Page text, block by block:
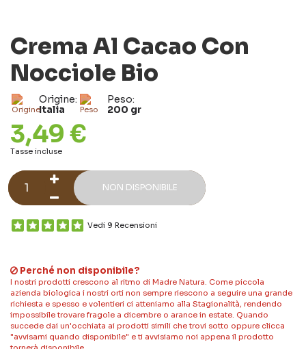
Crema Al Cacao Con
Nocciole Bio
Origine:
Italia
Peso:
200 gr
3,49 €
Tasse incluse
NON DISPONIBILE
Vedi 9 Recensioni
Perché non disponibile?
I nostri prodotti crescono al ritmo di Madre Natura. Come piccola
azienda biologica i nostri orti non sempre riescono a seguire una grande
richiesta e spesso e volentieri ci atteniamo alla Stagionalità, rendendo
impossibile trovare fragole a dicembre o arance in estate. Quando
succede dai un'occhiata ai prodotti simili che trovi sotto oppure clicca
"avvisami quando disponibile" e ti avvisiamo noi appena il prodotto